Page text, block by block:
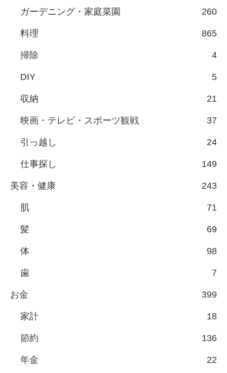
ガーデニング・家庭菜園 260
料理 865
掃除 4
DIY 5
収納 21
映画・テレビ・スポーツ観戦 37
引っ越し 24
仕事探し 149
美容・健康 243
肌 71
髪 69
体 98
歯 7
お金 399
家計 18
節約 136
年金 22